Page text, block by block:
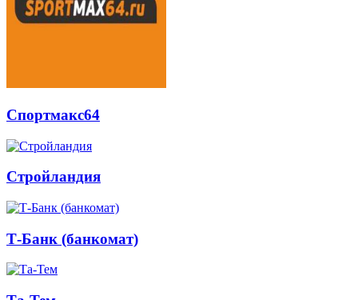
Спортмакс64
Стройландия
Т-Банк (банкомат)